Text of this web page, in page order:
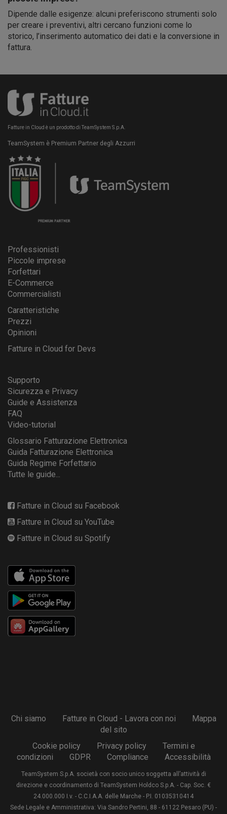
Dipende dalle esigenze: alcuni preferiscono strumenti solo
per creare i preventivi, altri cercano funzioni come lo
storico, l’inserimento automatico dei dati e la conversione in
fattura.
Fatture in Cloud è un prodotto di TeamSystem S.p.A.
TeamSystem è Premium Partner degli Azzurri
Professionisti
Piccole imprese
Forfettari
E-Commerce
Commercialisti
Caratteristiche
Prezzi
Opinioni
Fatture in Cloud for Devs
Supporto
Sicurezza e Privacy
Guide e Assistenza
FAQ
Video-tutorial
Glossario Fatturazione Elettronica
Guida Fatturazione Elettronica
Guida Regime Forfettario
Tutte le guide...
Fatture in Cloud su Facebook
Fatture in Cloud su YouTube
Fatture in Cloud su Spotify
Chi siamo Fatture in Cloud - Lavora con noi
Mappa
del sito
Cookie policy
Privacy policy
Termini e
condizioni
GDPR Compliance Accessibilità
TeamSystem S.p.A. società con socio unico soggetta all’attività di
direzione e coordinamento di TeamSystem Holdco S.p.A. - Cap. Soc. €
24.000.000 I.v. - C.C.I.A.A. delle Marche - P.I. 01035310414
Sede Legale e Amministrativa: Via Sandro Pertini, 88 - 61122 Pesaro (PU) -